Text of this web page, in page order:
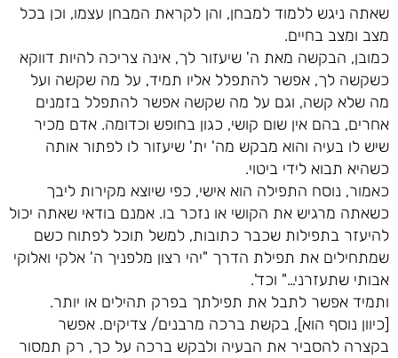
שאתה ניגש ללמוד למבחן, והן לקראת המבחן עצמו, וכן בכל
מצב ומצב בחיים.
כמובן, הבקשה מאת ה' שיעזור לך, אינה צריכה להיות דווקא
כשקשה לך, אפשר להתפלל אליו תמיד, על מה שקשה ועל
מה שלא קשה, וגם על מה שקשה אפשר להתפלל בזמנים
אחרים, בהם אין שום קושי, כגון בחופש וכדומה. אדם מכיר
שיש לו בעיה והוא מבקש מה' ית' שיעזור לו לפתור אותה
כשהיא תבוא לידי ביטוי.
כאמור, נוסח התפילה הוא אישי, כפי שיוצא מקירות ליבך
כשאתה מרגיש את הקושי או נזכר בו. אמנם בודאי שאתה יכול
להיעזר בתפילות שכבר כתובות, למשל תוכל לפתוח כשם
שמתחילים את תפילת הדרך "יהי רצון מלפניך ה' אלקי ואלוקי
אבותי שתעזרני…" וכד'.
ותמיד אפשר לתבל את תפילתך בפרק תהילים או יותר.
[כיוון נוסף הוא], בקשת ברכה מרבנים/ צדיקים. אפשר
בקצרה להסביר את הבעיה ולבקש ברכה על כך, רק תמסור